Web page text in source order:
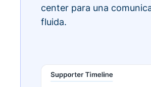
center para una
fluida.